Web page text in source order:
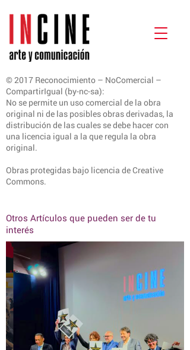
© 2017 Reconocimiento – NoComercial –
CompartirIgual (by-nc-sa):
No se permite un uso comercial de la obra
original ni de las posibles obras derivadas, la
distribución de las cuales se debe hacer con
una licencia igual a la que regula la obra
original.
Obras protegidas bajo licencia de Creative
Commons.
Otros Artículos que pueden ser de tu
interés